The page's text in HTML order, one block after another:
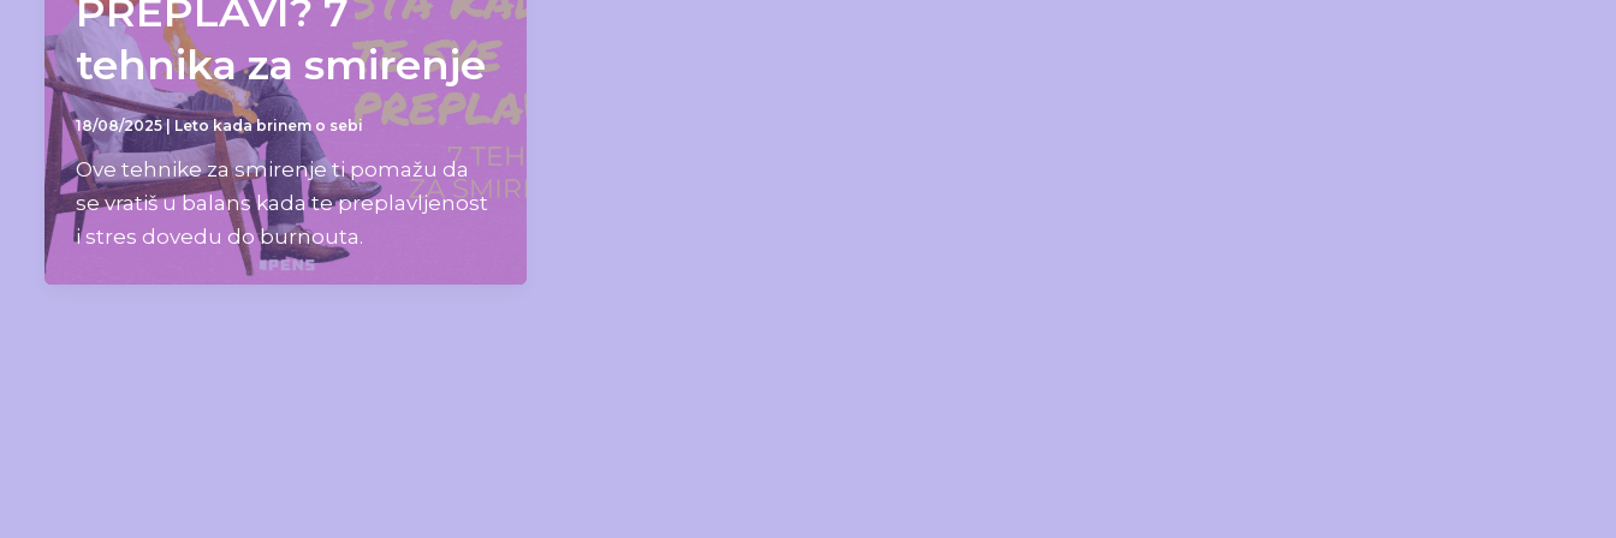
PREPLAVI? 7
tehnika za smirenje
18/08/2025| Leto kada brinem o sebi
Ove tehnike za smirenje ti pomažu da
se vratiš u balans kada te preplavljenost
i stres dovedu do burnouta.